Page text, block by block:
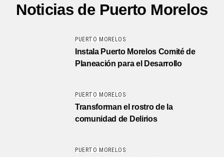
Noticias de Puerto Morelos
PUERTO MORELOS
Instala Puerto Morelos Comité de
Planeación para el Desarrollo
PUERTO MORELOS
Transforman el rostro de la
comunidad de Delirios
PUERTO MORELOS